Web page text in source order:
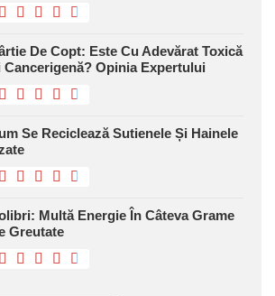
De Copt: Este Cu Adevărat Toxică
Cancerigenă? Opinia Expertului
Se Reciclează Sutienele Și Hainele
Multă Energie În Câteva Grame
Greutate